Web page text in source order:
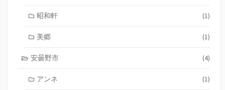
昭和軒 (1)
美郷 (1)
安曇野市 (4)
アンネ (1)